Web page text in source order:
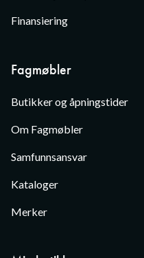
Finansiering
Fagmøbler
Butikker og åpningstider
Om Fagmøbler
Samfunnsansvar
Kataloger
Merker